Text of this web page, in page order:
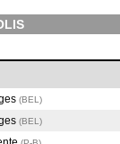
(BEL)
(BEL )